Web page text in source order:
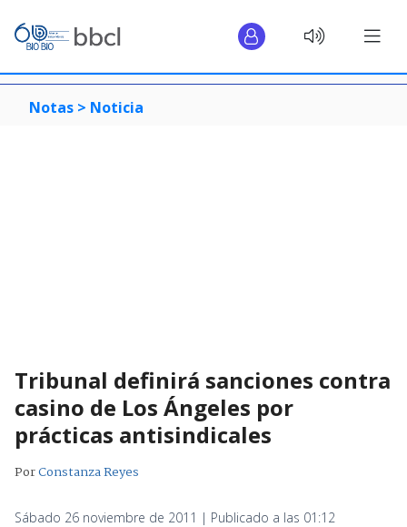
Notas > Noticia
Tribunal definirá sanciones contra
casino de Los Ángeles por
prácticas antisindicales
PorConstanza Reyes
Sábado 26 noviembre de 2011 | Publicado a las 01:12